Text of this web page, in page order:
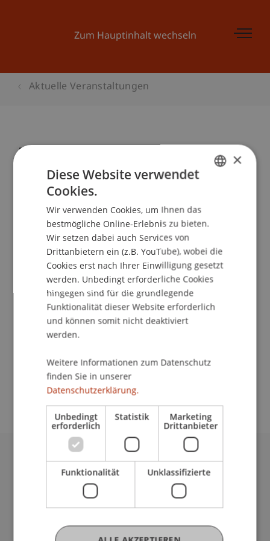
Zum Hauptinhalt wechseln
Aktuelle Veranstaltungen
Ecowerkstatt: GUT SANIERT:
Werkstätte HPZ, Schaan
School/Professur:
Weitere Informationen und Anmeldung unter
www.ecowerkstatt.li
bzw.
Veranstaltungsdetails
Kontakt
Universität Liechtenstein
Fürst-Franz-Josef-Strasse
Liechtenstein
T +423 265 11 11
×
Diese Website verwendet
Cookies.
Wir verwenden Cookies, um Ihnen das
bestmögliche Online-Erlebnis zu bieten.
Wir setzen dabei auch Services von
Drittanbietern ein (z.B. YouTube), wobei die
Cookies erst nach Ihrer Einwilligung gesetzt
werden. Unbedingt erforderliche Cookies
hingegen sind für die grundlegende
Funktionalität dieser Website erforderlich
und können somit nicht deaktiviert
werden.
Weitere Informationen zum Datenschutz
finden Sie in unserer
Datenschutzerklärung.
Unbedingt
erforderlich
Statistik Marketing
Drittanbieter
Funktionalität Unklassifizierte